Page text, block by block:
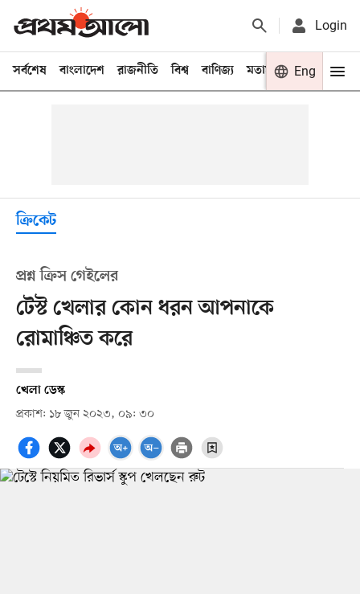
Login
সর্বশেষ বাংলাদেশ রাজনীতি বিশ্ব বাণিজ্য মতামত খেলা
Eng
ক্রিকেট
প্রশ্ন ক্রিস গেইলের
টেস্ট খেলার কোন ধরন আপনাকে
রোমাঞ্চিত করে
খেলা ডেস্ক
প্রকাশ: ১৮ জুন ২০২৩, ০৯: ৩০